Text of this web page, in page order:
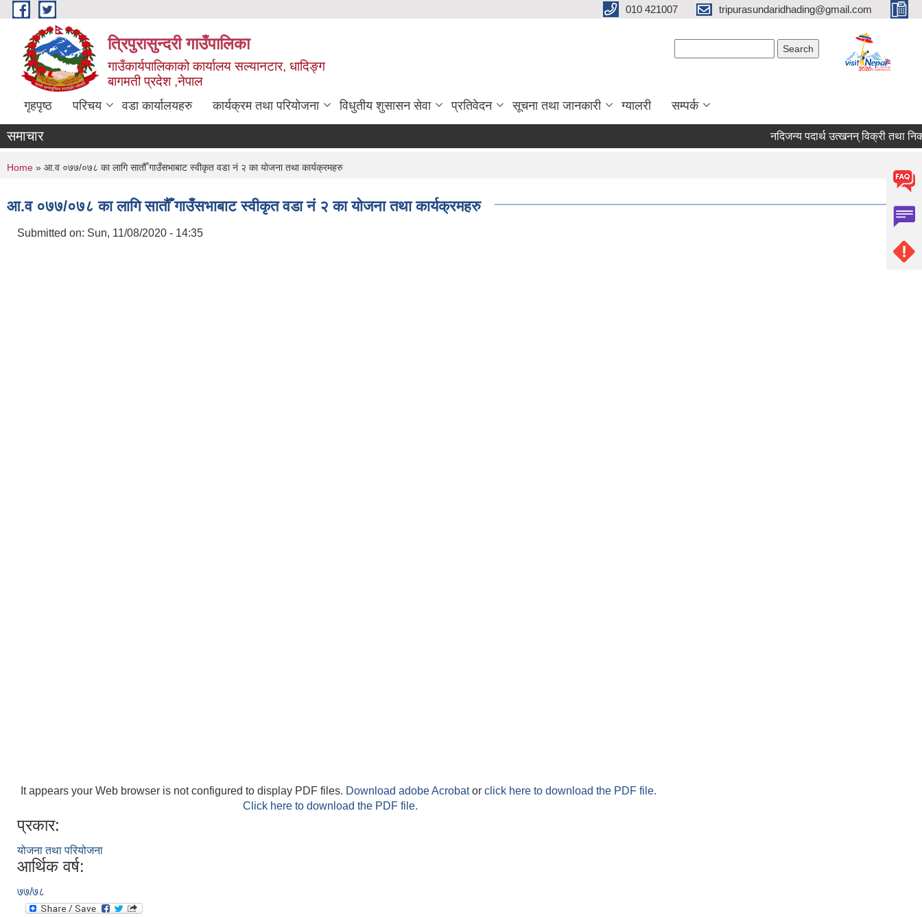
Skip to main content 010 421007 tripurasundaridhading@gmail.com
त्रिपुरासुन्दरी गाउँपालिका
गाउँकार्यपालिकाको कार्यालय सल्यानटार, धादिङ्ग
बागमती प्रदेश ,नेपाल
गृहपृष्ठ परिचय वडा कार्यालयहरु कार्यक्रम तथा परियोजना विधुतीय शुसासन सेवा प्रतिवेदन सूचना तथा जानकारी ग्यालरी सम्पर्क
समाचार नदिजन्य पदार्थ उत्खनन् विक्री
You are here
Home » आ.व ०७७/०७८ का लागि सातौँ गाउँसभाबाट स्वीकृत वडा नं २ का योजना तथा कार्यक्रमहरु
आ.व ०७७/०७८ का लागि सातौँ गाउँसभाबाट स्वीकृत वडा नं २ का योजना तथा कार्यक्रमहरु
Submitted on: Sun, 11/08/2020 - 14:35
It appears your Web browser is not configured to display PDF files. Download adobe Acrobator click here to download the PDF file.
Click here to download the PDF file.
प्रकार:
योजना तथा परियोजना
आर्थिक वर्ष:
७७/७८